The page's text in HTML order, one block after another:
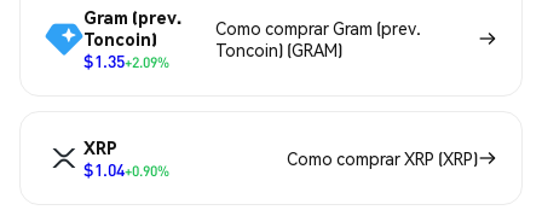
Gram (prev.
Toncoin)
$1.35+2.09%
Como comprar Gram (prev.
Toncoin) (GRAM)
XRP
$1.04+0.90%
Como comprar XRP (XRP)